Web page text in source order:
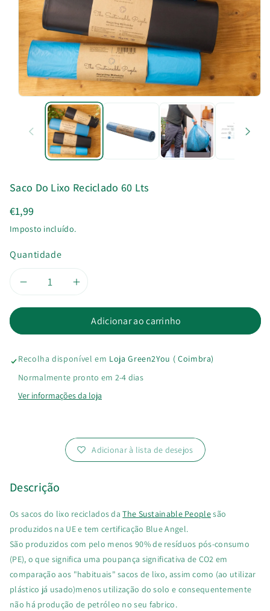
u
t
o
Saco Do Lixo Reciclado 60 Lts
€1,99
Imposto incluído.
Quantidade
Diminuir
de
Saco
Lts
Aumentar
de
Saco
Lixo
Lts
Adicionar ao carrinho
Recolha disponível em Loja Green2You ( Coimbra)
Normalmente pronto em 2-4 dias
Ver informações da loja
Adicionar à lista de desejos
Descrição
Os sacos do lixo reciclados daThe Sustainable Peoplesão
produzidos na UE e tem certificação Blue Angel.
São produzidos com pelo menos 90% de resíduos pós-consumo
(PE), o que significa uma poupança significativa de CO2 em
comparação aos "habituais" sacos de lixo, assim como (ao utilizar
plástico já usado)menos utilização do solo e consequentemente
não há produção de petróleo no seu fabrico.